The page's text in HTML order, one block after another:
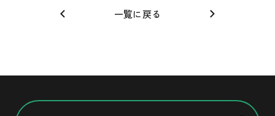
一覧に戻る